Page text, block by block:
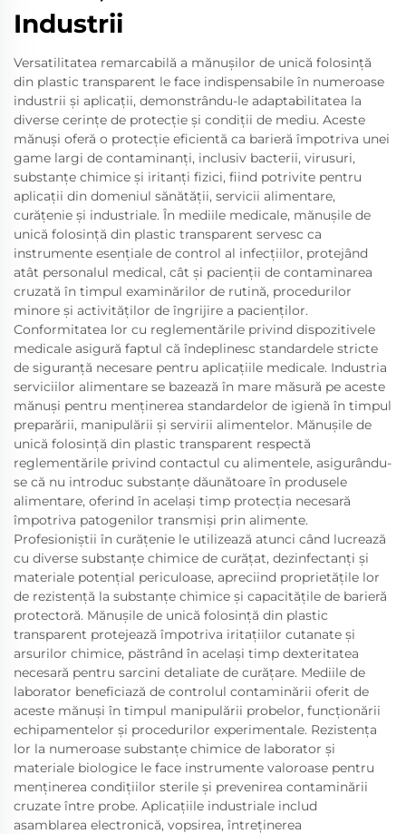
Industrii
Versatilitatea remarcabilă a mănușilor de unică folosință
din plastic transparent le face indispensabile în numeroase
industrii și aplicații, demonstrându-le adaptabilitatea la
diverse cerințe de protecție și condiții de mediu. Aceste
mănuși oferă o protecție eficientă ca barieră împotriva unei
game largi de contaminanți, inclusiv bacterii, virusuri,
substanțe chimice și iritanți fizici, fiind potrivite pentru
aplicații din domeniul sănătății, servicii alimentare,
curățenie și industriale. În mediile medicale, mănușile de
unică folosință din plastic transparent servesc ca
instrumente esențiale de control al infecțiilor, protejând
atât personalul medical, cât și pacienții de contaminarea
cruzată în timpul examinărilor de rutină, procedurilor
minore și activităților de îngrijire a pacienților.
Conformitatea lor cu reglementările privind dispozitivele
medicale asigură faptul că îndeplinesc standardele stricte
de siguranță necesare pentru aplicațiile medicale. Industria
serviciilor alimentare se bazează în mare măsură pe aceste
mănuși pentru menținerea standardelor de igienă în timpul
preparării, manipulării și servirii alimentelor. Mănușile de
unică folosință din plastic transparent respectă
reglementările privind contactul cu alimentele, asigurându-
se că nu introduc substanțe dăunătoare în produsele
alimentare, oferind în același timp protecția necesară
împotriva patogenilor transmiși prin alimente.
Profesioniștii în curățenie le utilizează atunci când lucrează
cu diverse substanțe chimice de curățat, dezinfectanți și
materiale potențial periculoase, apreciind proprietățile lor
de rezistență la substanțe chimice și capacitățile de barieră
protectoră. Mănușile de unică folosință din plastic
transparent protejează împotriva iritațiilor cutanate și
arsurilor chimice, păstrând în același timp dexteritatea
necesară pentru sarcini detaliate de curățare. Mediile de
laborator beneficiază de controlul contaminării oferit de
aceste mănuși în timpul manipulării probelor, funcționării
echipamentelor și procedurilor experimentale. Rezistența
lor la numeroase substanțe chimice de laborator și
materiale biologice le face instrumente valoroase pentru
menținerea condițiilor sterile și prevenirea contaminării
cruzate între probe. Aplicațiile industriale includ
asamblarea electronică, vopsirea, întreținerea